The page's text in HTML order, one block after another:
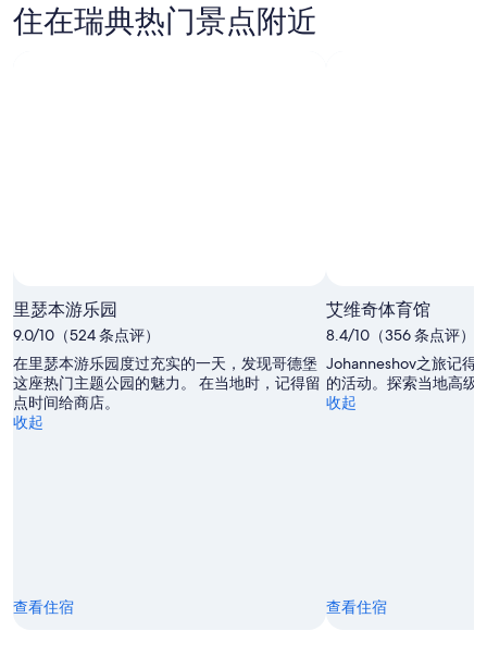
住在瑞典热门景点附近
开
照
片
拍
摄
者：
里瑟本游乐园
9.0/10（524 条点评）
在里瑟本游乐园度过充实的一天，发现哥德堡
这座热门主题公园的魅力。 在当地时，记得留
点时间给商店。
收起
查看住宿
艾维奇体育馆
8.4/10（356 条点评）
Johanneshov之旅记得
的活动。探索当地高级
收起
查看住宿